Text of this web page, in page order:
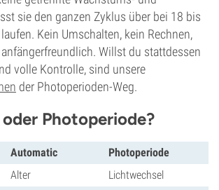
sie den ganzen Zyklus über bei 18 bis
Kein Umschalten, kein Rechnen,
Willst du stattdessen
volle Kontrolle, sind unsere
der Photoperioden-Weg.
Photoperiode?
Automatic
Photoperiode
Alter
Lichtwechsel